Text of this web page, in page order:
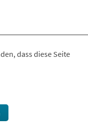
dass diese Seite